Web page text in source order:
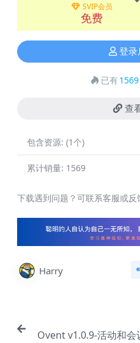
SVIP会员
免费
登录
已有1569
查
包含资源: (1个)
累计销量: 1569
下载遇到问题？可联系客服或反
Harry
Ovent v1.0.9-活动和会